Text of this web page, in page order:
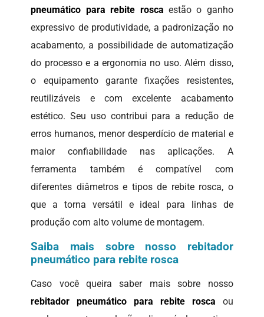
pneumático para rebite rosca estão o ganho
expressivo de produtividade, a padronização no
acabamento, a possibilidade de automatização
do processo e a ergonomia no uso. Além disso,
o equipamento garante fixações resistentes,
reutilizáveis e com excelente acabamento
estético. Seu uso contribui para a redução de
erros humanos, menor desperdício de material e
maior confiabilidade nas aplicações. A
ferramenta também é compatível com
diferentes diâmetros e tipos de rebite rosca, o
que a torna versátil e ideal para linhas de
produção com alto volume de montagem.
Saiba mais sobre nosso rebitador
pneumático para rebite rosca
Caso você queira saber mais sobre nosso
rebitador pneumático para rebite rosca ou